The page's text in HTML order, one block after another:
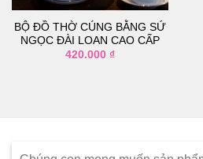
BỘ ĐỒ THỜ CÚNG BẰNG SỨ
NGỌC ĐÀI LOAN CAO CẤP
420.000 ₫